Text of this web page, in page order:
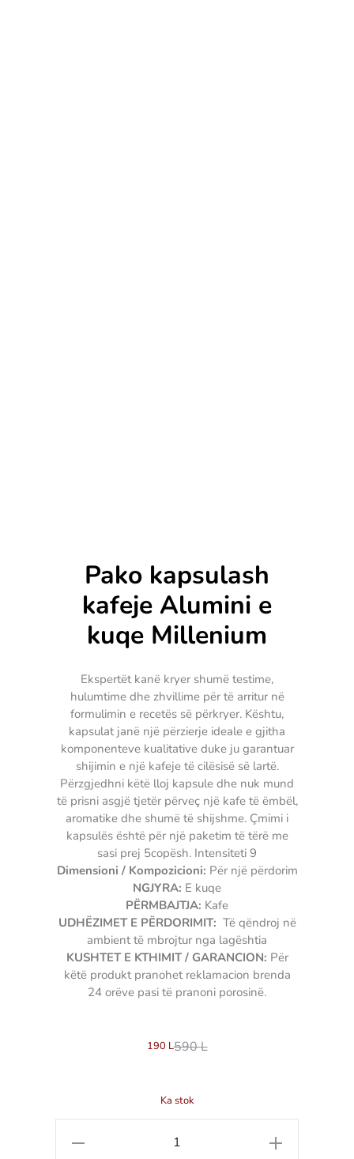
Pako kapsulash
kafeje Alumini e
kuqe Millenium
Ekspertët kanë kryer shumë testime,
hulumtime dhe zhvillime për të arritur në
formulimin e recetës së përkryer. Kështu,
kapsulat janë një përzierje ideale e gjitha
komponenteve kualitative duke ju garantuar
shijimin e një kafeje të cilësisë së lartë.
Përzgjedhni këtë lloj kapsule dhe nuk mund
të prisni asgjë tjetër përveç një kafe të ëmbël,
aromatike dhe shumë të shijshme. Çmimi i
kapsulës është për një paketim të tërë me
sasi prej 5copësh. Intensiteti 9
Dimensioni / Kompozicioni: Për një përdorim
NGJYRA: E kuqe
PËRMBAJTJA: Kafe
UDHËZIMET E PËRDORIMIT: Të qëndroj në
ambient të mbrojtur nga lagështia
KUSHTET E KTHIMIT / GARANCION: Për
këtë produkt pranohet reklamacion brenda
24 orëve pasi të pranoni porosinë.
590L
190 L
Ka stok